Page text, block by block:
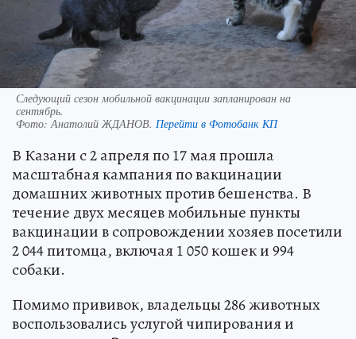
Следующий сезон мобильной вакцинации запланирован на
сентябрь.
Фото:Анатолий ЖДАНОВ. Перейти в Фотобанк КП
В Казани с 2 апреля по 17 мая прошла
масштабная кампания по вакцинации
домашних животных против бешенства. В
течение двух месяцев мобильные пункты
вакцинации в сопровождении хозяев посетили
2 044 питомца, включая 1 050 кошек и 994
собаки.
Помимо прививок, владельцы 286 животных
воспользовались услугой чипирования и